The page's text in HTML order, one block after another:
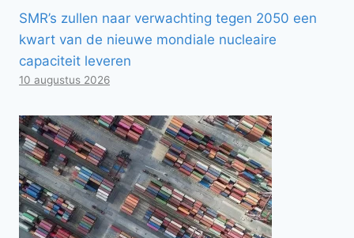
SMR’s zullen naar verwachting tegen 2050 een
kwart van de nieuwe mondiale nucleaire
capaciteit leveren
10 augustus 2026